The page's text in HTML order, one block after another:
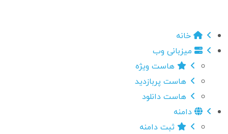
خانه
میزبانی وب
هاست ویژه
هاست پربازدید
هاست دانلود
دامنه
ثبت دامنه